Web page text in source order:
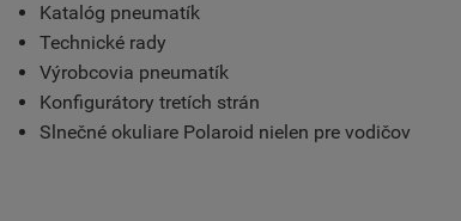
Katalóg pneumatík
Technické rady
Výrobcovia pneumatík
Konfigurátory tretích strán
Slnečné okuliare Polaroid nielen pre vodičov